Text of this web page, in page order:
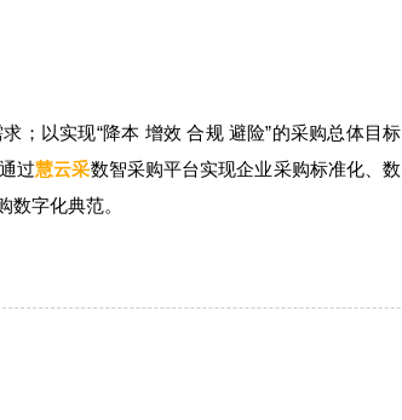
；以实现“降本 增效 合规 避险”的采购总体目标
过慧云采数智采购平台实现企业采购标准化、数
字化典范。